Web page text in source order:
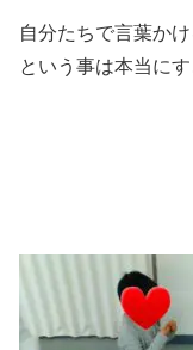
自分たちで言葉か
という事は本当に